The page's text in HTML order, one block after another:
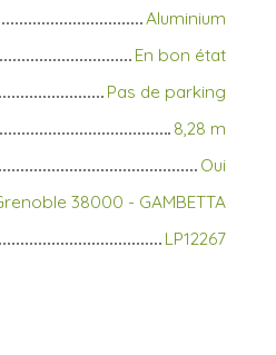
Aluminium
En bon état
Pas de parking
8,28 m
Oui
38000 - GAMBETTA
LP12267